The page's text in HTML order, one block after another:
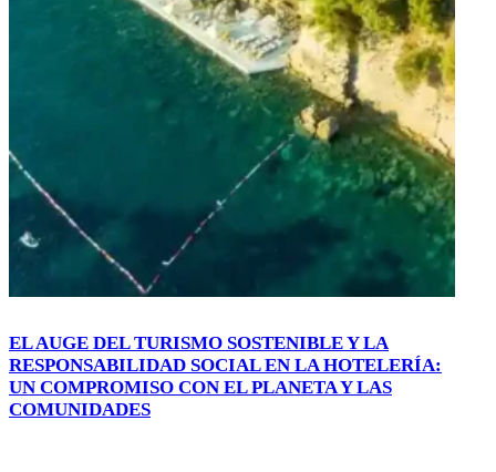
EL AUGE DEL TURISMO SOSTENIBLE Y LA
RESPONSABILIDAD SOCIAL EN LA HOTELERÍA:
UN COMPROMISO CON EL PLANETA Y LAS
COMUNIDADES